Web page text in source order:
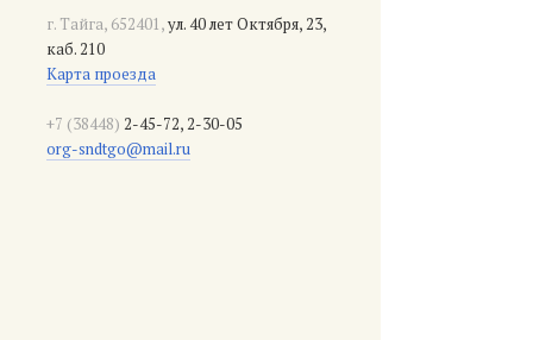
г. Тайга, 652401,ул. 40 лет Октября, 23,
каб. 210
Карта проезда
+7 (38448) 2-45-72, 2-30-05
org-sndtgo@mail.ru